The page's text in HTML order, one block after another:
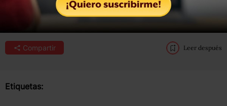
Compartir Leer después
Etiquetas: